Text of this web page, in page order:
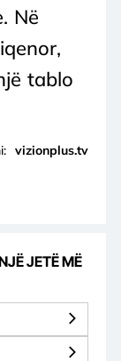
Në
tablo
vizionplus.tv
JETË MË